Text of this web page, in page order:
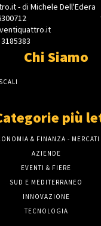
- di Michele Dell'Edera
Chi Siamo
più
& FINANZA - MERCATI
AZIENDE
EVENTI & FIERE
SUD E MEDITERRANEO
INNOVAZIONE
TECNOLOGIA